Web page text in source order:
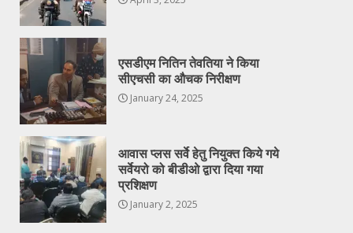
एसडीएम नितिन तेवतिया ने किया
सीएचसी का औचक निरीक्षण
January 24, 2025
आवास प्लस सर्वे हेतु नियुक्त किये गये
सर्वेयरो को बीडीओ द्वारा दिया गया
प्रशिक्षण
January 2, 2025